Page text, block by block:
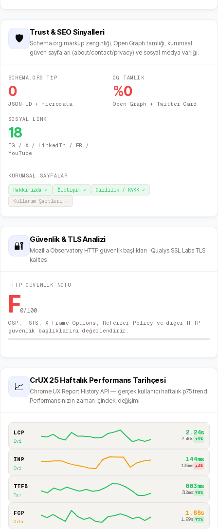
🛡️
Trust & SEO Sinyalleri
Schema.org markup zenginliği, Open Graph tamlığı, kurumsal
güven sayfaları (about/contact/privacy) ve sosyal medya varlığı.
SCHEMA.ORG TİP
0
JSON-LD + microdata
OG TAMLIK
%0
Open Graph + Twitter Card
SOSYAL LİNK
18
IG / X / LinkedIn / FB /
YouTube
KURUMSAL SAYFALAR
Hakkımızda ✓ İletişim ✓ Gizlilik / KVKK ✓
Kullanım Şartları —
🔐
Güvenlik & TLS Analizi
Mozilla Observatory HTTP güvenlik başlıkları · Qualys SSL Labs TLS
kalitesi.
HTTP GÜVENLIK NOTU
F0/100
CSP, HSTS, X-Frame-Options, Referrer Policy ve diğer HTTP
güvenlik başlıklarını değerlendirir.
📈
CrUX 25 Haftalık Performans Tarihçesi
Chrome UX Report History API — gerçek kullanıcı haftalık p75 trendi.
Performansınızın zaman içindeki değişimi.
LCP
İyi
2.24s
2.46s ▼9%
INP
İyi
144ms
139ms ▲4%
TTFB
İyi
663ms
718ms ▼8%
FCP
Orta
1.88s
1.99s ▼5%